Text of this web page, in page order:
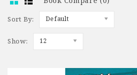
Sort By: Default
Show: 12